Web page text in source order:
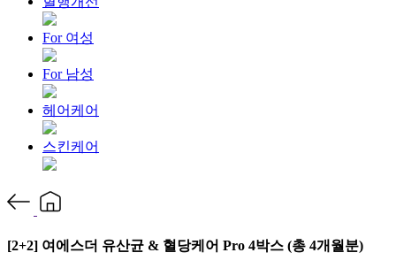
For 여성
For 남성
헤어케어
스킨케어
[2+2] 여에스더 유산균 & 혈당케어 Pro 4박스 (총 4개월분)